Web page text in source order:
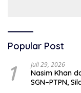
bangsa dan
demokrasi
Popular Post
1 Juli 29, 2026
Nasim Khan
SGN–PTPN,